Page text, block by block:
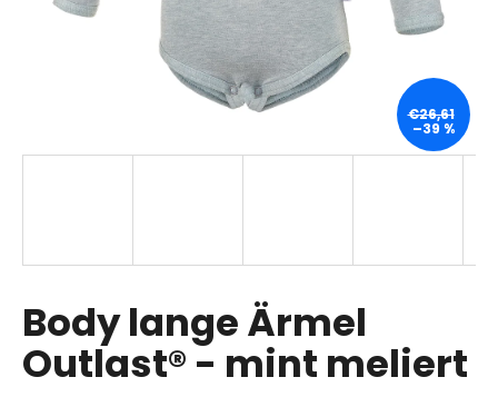
Body lange Ärmel
Outlast® - mint meliert
€26,61
–39 %
SUCHEN
p
f
e
h